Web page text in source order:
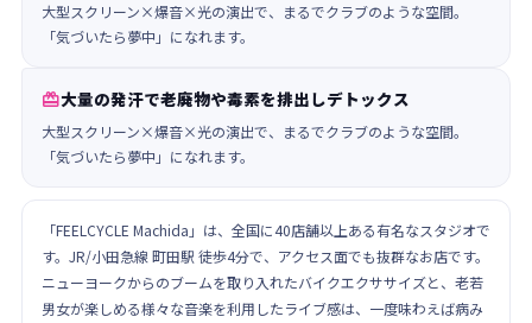
大型スクリーン×爆音×光の演出で、まるでクラブのような空間。
「気づいたら夢中」になれます。
大量の発汗で老廃物や毒素を排出しデトックス
大型スクリーン×爆音×光の演出で、まるでクラブのような空間。
「気づいたら夢中」になれます。
「FEELCYCLE Machida」は、全国に40店舗以上ある有名なスタジオで
す。JR/小田急線 町田駅 徒歩4分で、アクセス面でも抜群なお店です。
ニューヨークからのブームを取り入れたバイクエクササイズと、老若
男女が楽しめる様々な音楽を利用したライブ感は、一度味わえば病み